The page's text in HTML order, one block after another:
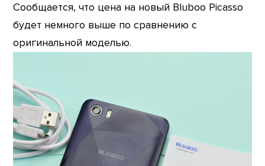
Сообщается, что цена на новый Bluboo Picasso
будет немного выше по сравнению с
оригинальной моделью.